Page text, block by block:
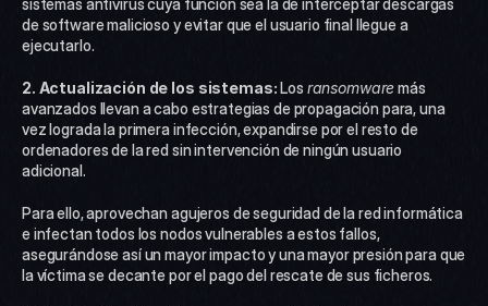
sistemas antivirus cuya función sea la de interceptar descargas
de software malicioso y evitar que el usuario final llegue a
ejecutarlo.
2. Actualización de los sistemas: Los ransomware más
avanzados llevan a cabo estrategias de propagación para, una
vez lograda la primera infección, expandirse por el resto de
ordenadores de la red sin intervención de ningún usuario
adicional.
Para ello, aprovechan agujeros de seguridad de la red informática
e infectan todos los nodos vulnerables a estos fallos,
asegurándose así un mayor impacto y una mayor presión para que
la víctima se decante por el pago del rescate de sus ficheros.